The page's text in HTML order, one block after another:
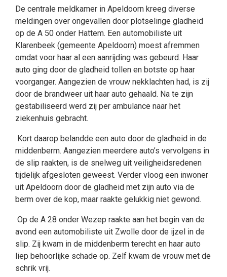
De centrale meldkamer in Apeldoorn kreeg diverse
meldingen over ongevallen door plotselinge gladheid
op de A 50 onder Hattem. Een automobiliste uit
Klarenbeek (gemeente Apeldoorn) moest afremmen
omdat voor haar al een aanrijding was gebeurd. Haar
auto ging door de gladheid tollen en botste op haar
voorganger. Aangezien de vrouw nekklachten had, is zij
door de brandweer uit haar auto gehaald. Na te zijn
gestabiliseerd werd zij per ambulance naar het
ziekenhuis gebracht.
Kort daarop belandde een auto door de gladheid in de
middenberm. Aangezien meerdere auto’s vervolgens in
de slip raakten, is de snelweg uit veiligheidsredenen
tijdelijk afgesloten geweest. Verder vloog een inwoner
uit Apeldoorn door de gladheid met zijn auto via de
berm over de kop, maar raakte gelukkig niet gewond.
Op de A 28 onder Wezep raakte aan het begin van de
avond een automobiliste uit Zwolle door de ijzel in de
slip. Zij kwam in de middenberm terecht en haar auto
liep behoorlijke schade op. Zelf kwam de vrouw met de
schrik vrij.